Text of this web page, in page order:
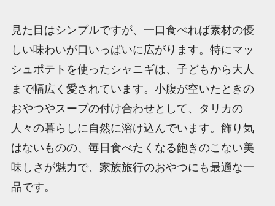
見た目はシンプルですが、一口食べれば素材の優
しい味わいが口いっぱいに広がります。特にマッ
シュポテトを使ったシャニギは、子どもから大人
まで幅広く愛されています。小腹が空いたときの
おやつやスープの付け合わせとして、タリカの
人々の暮らしに自然に溶け込んでいます。飾り気
はないものの、毎日食べたくなる飽きのこない美
味しさが魅力で、家族旅行のおやつにも最適な一
品です。